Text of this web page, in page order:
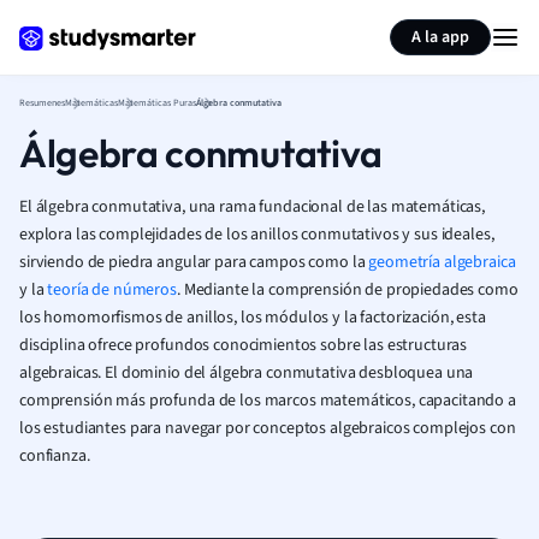
A la app
ResumenesMatemáticasMatemáticas PurasÁlgebra conmutativa
Álgebra conmutativa
El álgebra conmutativa, una rama fundacional de las matemáticas,
explora las complejidades de los anillos conmutativos y sus ideales,
sirviendo de piedra angular para campos como lageometría algebraica
y lateoría de números. Mediante la comprensión de propiedades como
los homomorfismos de anillos, los módulos y la factorización, esta
disciplina ofrece profundos conocimientos sobre las estructuras
algebraicas. El dominio del álgebra conmutativa desbloquea una
comprensión más profunda de los marcos matemáticos, capacitando a
los estudiantes para navegar por conceptos algebraicos complejos con
confianza.
Resumir página